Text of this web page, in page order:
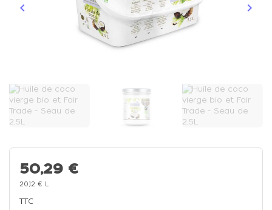
Précédent
keyboard_arrow_left keyboard_arrow_right
50,29 €
20,12 € L
TTC